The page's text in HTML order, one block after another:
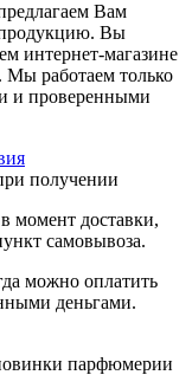
Вам
Вы
интернет-магазине
Мы работаем только
и проверенными
получении
момент доставки,
самовывоза.
можно оплатить
деньгами.
парфюмерии